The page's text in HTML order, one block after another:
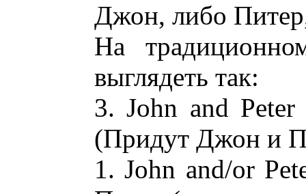
Джон, либо
На
выглядеть так:
3. John and
(Придут Джон и
1. John and/or